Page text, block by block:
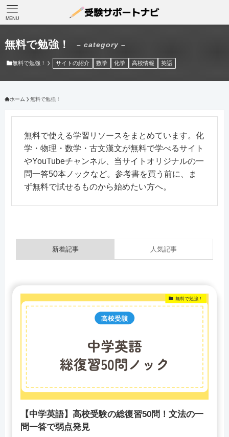
MENU
無料で勉強！ – category –
無料で勉強！ サイトの紹介 数学 化学 高校情報 英語
ホーム 無料で勉強！
無料で使える学習リソースをまとめています。化
学・物理・数学・古文漢文が無料で学べるサイト
やYouTubeチャンネル、当サイトオリジナルの一
問一答50本ノックなど。参考書を買う前に、ま
ず無料で試せるものから始めたい方へ。
新着記事 人気記事
無料で勉強！
【中学英語】高校受験の総復習50問！文法の一
問一答で弱点発見